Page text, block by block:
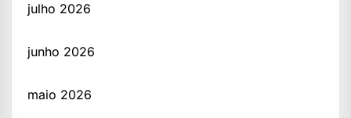
julho 2026
junho 2026
maio 2026